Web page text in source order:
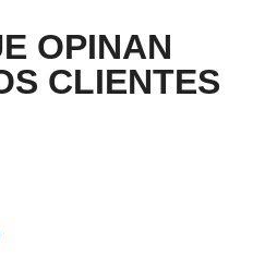
OPINAN
CLIENTES